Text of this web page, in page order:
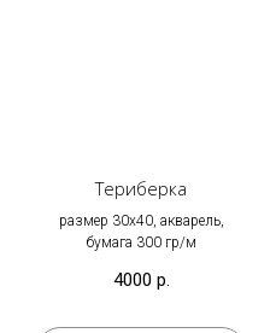
Териберка
размер 30х40, акварель,
бумага 300 гр/м
4000 р.